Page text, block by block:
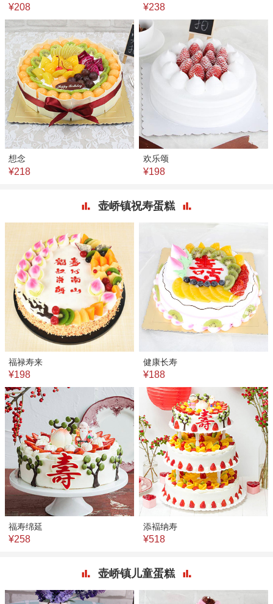
¥208 ¥238
想念
¥218
欢乐颂
¥198
壶峤镇祝寿蛋糕
福禄寿来
¥198
健康长寿
¥188
福寿绵延
¥258
添褔纳寿
¥518
壶峤镇儿童蛋糕